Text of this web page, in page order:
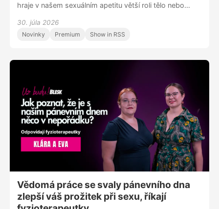
hraje v našem sexuálním apetitu větší roli tělo nebo
triky, jak nízké libido jednoduše zvýšit - zda fungují
afrodiziaka, doplňky stravy nebo aplikace na sledování
30. júla 2026
Novinky Premium Show in RSS
Vědomá práce se svaly pánevního dna
zlepší váš prožitek při sexu, říkají